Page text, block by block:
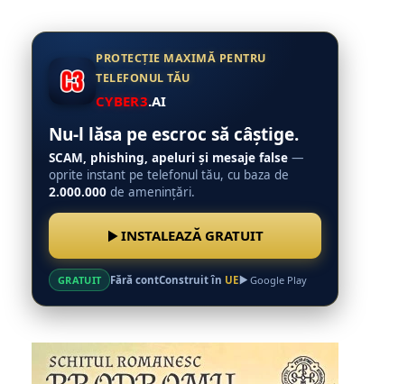
PROTECȚIE MAXIMĂ PENTRU
TELEFONUL TĂU
CYBER3.AI
Nu-l lăsa pe escroc să câștige.
SCAM, phishing, apeluri și mesaje false —
oprite instant pe telefonul tău, cu baza de
2.000.000 de amenințări.
INSTALEAZĂ GRATUIT
GRATUIT Fără contConstruit în UE Google Play